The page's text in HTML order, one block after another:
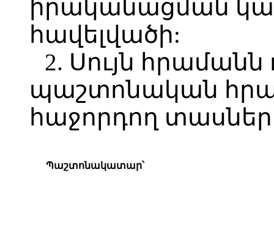
իրականացման
հավելվածի:
2. Սույն հրամանն
պաշտոնական
հաջորդող
Պաշտոնակատար՝